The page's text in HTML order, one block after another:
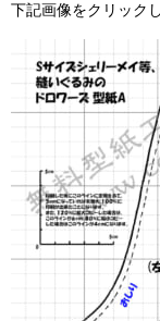
下記画像をクリック